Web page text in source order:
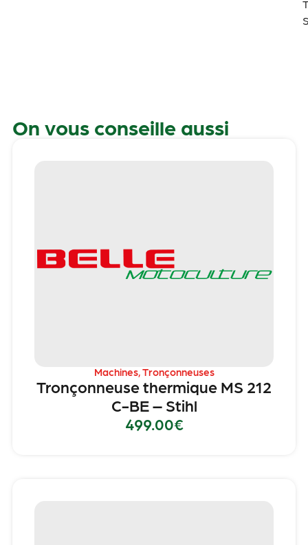
On vous conseille aussi
Machines,Tronçonneuses
Tronçonneuse thermique MS 212
C-BE – Stihl
499.00€